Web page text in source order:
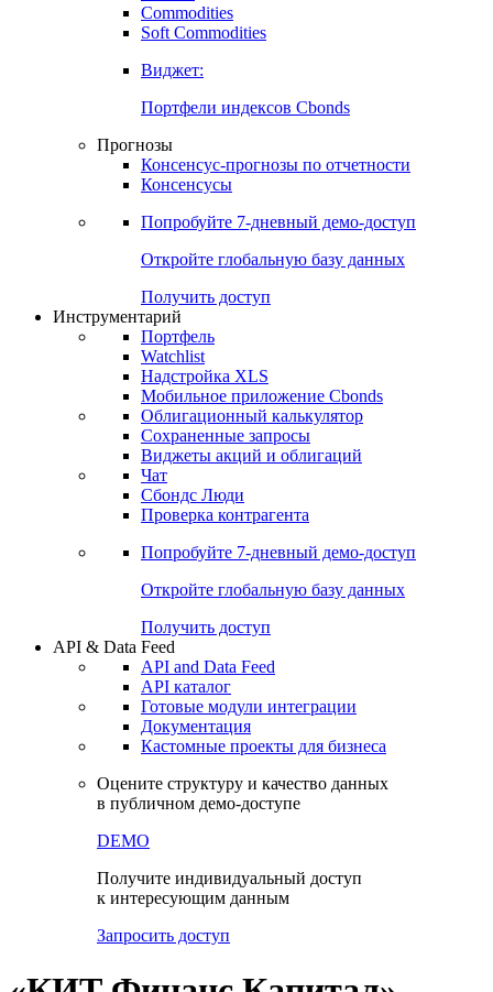
Commodities
Золото
Бензин
Soft Commodities
Виджет:
Портфели индексов Cbonds
Прогнозы
Консенсусы
Попробуйте7-дневный
Откройте глобальную базу данных
Получить доступ
Инструментарий
Портфель
Watchlist
Надстройка XLS
Мобильное приложение Cbonds
Облигационный калькулятор
Сохраненные запросы
Чат
Проверка контрагента
Попробуйте7-дневный
Откройте глобальную базу данных
Получить доступ
API & Data Feed
API and Data Feed
Готовые модули интеграции
Документация
в публичном демо-доступе